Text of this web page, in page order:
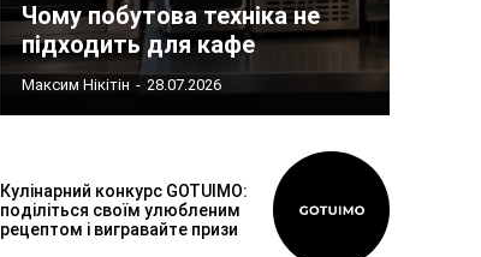
Чому побутова техніка не
підходить для кафе
Максим Нікітін - 28.07.2026
Кулінарний конкурс GOTUIMO:
поділіться своїм улюбленим
рецептом і вигравайте призи